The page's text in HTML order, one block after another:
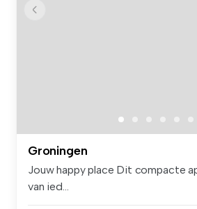
Groningen
Jouw happy place Dit compacte
van ied...